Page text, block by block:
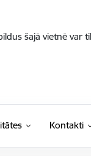
šajā vietnē var
Kontakti